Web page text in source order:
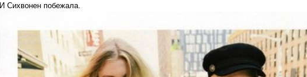
И Сихвонен побежала.